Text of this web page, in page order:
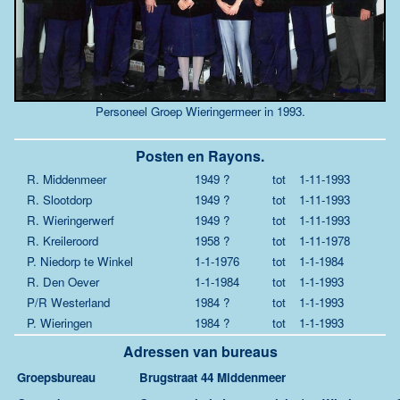
Personeel Groep Wieringermeer in 1993.
Posten en Rayons.
R. Middenmeer 1949 ? tot
1-11-1993
R. Slootdorp
1949 ? tot
1-11-1993
R. Wieringerwerf
1949 ? tot
1-11-1993
R. Kreileroord
1958 ? tot
1-11-1978
P. Niedorp te Winkel
1-1-1976 tot
1-1-1984
R. Den Oever
1-1-1984 tot
1-1-1993
P/R Westerland
1984 ? tot
1-1-1993
P. Wieringen
1984 ? tot 1-1-1993
Adressen van bureaus
Groepsbureau
Brugstraat 44 Middenmeer